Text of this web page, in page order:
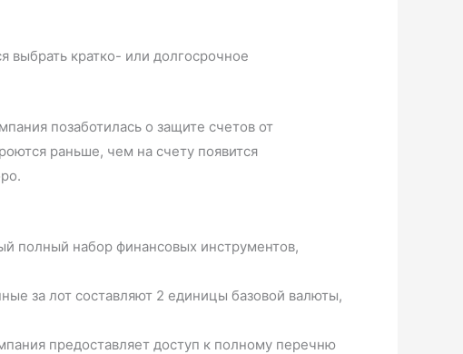
выбрать кратко- или долгосрочное
позаботилась о защите счетов от
раньше, чем на счету появится
полный набор финансовых инструментов,
за лот составляют 2 единицы базовой валюты,
предоставляет доступ к полному перечню